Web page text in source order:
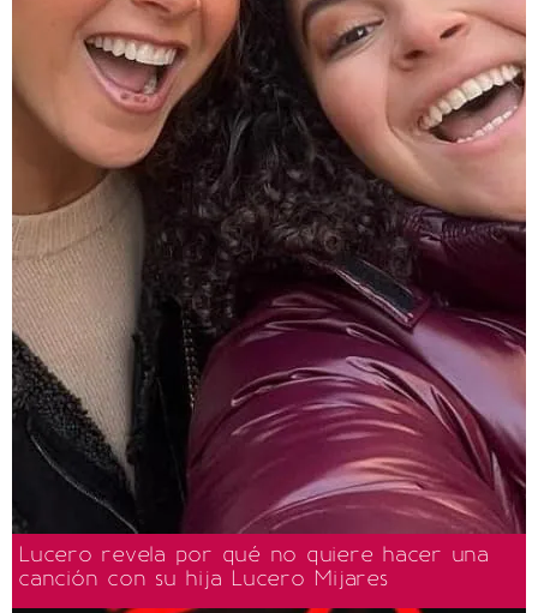
Lucero revela por qué no quiere hacer una
canción con su hija Lucero Mijares